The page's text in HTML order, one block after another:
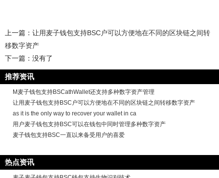
上一篇： 让用麦子钱包支持BSC户可以方便地在不同的区块链之间转
移数字资产
下一篇：没有了
推荐资讯
M麦子钱包支持BSCathWallet还支持多种数字资产管理
让用麦子钱包支持BSC户可以方便地在不同的区块链之间转移数字资产
as it is the only way to recover your wallet in ca
用户麦子钱包支持BSC可以在钱包中同时管理多种数字资产
麦子钱包支持BSC一直以来备受用户的喜爱
热点资讯